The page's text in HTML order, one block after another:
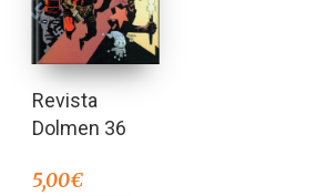
Revista
Dolmen 36
5,00€